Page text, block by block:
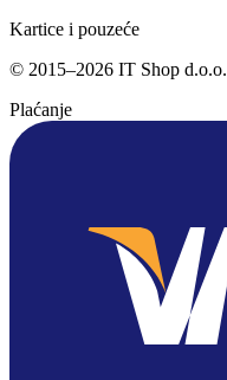
Kartice i pouzeće
© 2015–2026 IT Shop d.o.o.
Plaćanje